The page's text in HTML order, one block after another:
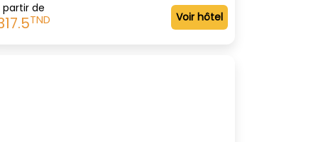
partir de
TND Voir hôtel